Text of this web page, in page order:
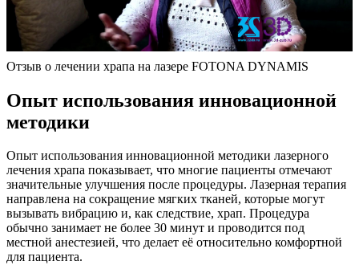
Отзыв о лечении храпа на лазере FOTONA DYNAMIS
Опыт использования инновационной
методики
Опыт использования инновационной методики лазерного
лечения храпа показывает, что многие пациенты отмечают
значительные улучшения после процедуры. Лазерная терапия
направлена на сокращение мягких тканей, которые могут
вызывать вибрацию и, как следствие, храп. Процедура
обычно занимает не более 30 минут и проводится под
местной анестезией, что делает её относительно комфортной
для пациента.